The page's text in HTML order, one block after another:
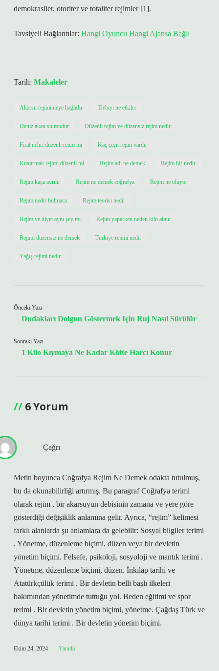
demokrasiler, otoriter ve totaliter rejimler [1].
Tavsiyeli Bağlantılar: Hangi Oyuncu Hangi Ajansa Bağlı
Tarih: Makaleler
Akarsu rejimi neye bağlıdır Debiyi ne etkiler
Deniz akan su mudur Düzenli rejim ve düzensiz rejim nedir
Fırat nehri düzenli rejim mi Kaç çeşit rejim vardır
Kızılırmak rejimi düzenli mi Rejim adı ne demek Rejim bir nedir
Rejim kaça ayrılır Rejim ne demek coğrafya Rejim ne oluyor
Rejim nedir bulmaca Rejim teorisi nedir
Rejim ve diyet aynı şey mi Rejim yaparken neden kilo alınır
Rejimi düzensiz ne demek Türkiye rejimi nedir
Yağış rejimi nedir
Önceki Yazı
Dudakları Dolgun Göstermek Için Ruj Nasıl Sürülür
Sonraki Yazı
1 Kilo Kıymaya Ne Kadar Köfte Harcı Konur
6 Yorum
Çağrı
Metin boyunca Coğrafya Rejim Ne Demek odakta tutulmuş,
bu da okunabilirliği artırmış. Bu paragraf Coğrafya terimi
olarak rejim , bir akarsuyun debisinin zamana ve yere göre
gösterdiği değişiklik anlamına gelir. Ayrıca, “rejim” kelimesi
farklı alanlarda şu anlamlara da gelebilir: Sosyal bilgiler terimi
. Yönetme, düzenleme biçimi, düzen veya bir devletin
yönetim biçimi. Felsefe, psikoloji, sosyoloji ve mantık terimi .
Yönetme, düzenleme biçimi, düzen. İnkılap tarihi ve
Atatürkçülük terimi . Bir devletin belli başlı ilkeleri
bakımından yönetimde tuttuğu yol. Beden eğitimi ve spor
terimi . Bir devletin yönetim biçimi, yönetme. Çağdaş Türk ve
dünya tarihi terimi . Bir devletin yönetim biçimi.
Ekim 24, 2024 Yanıtla